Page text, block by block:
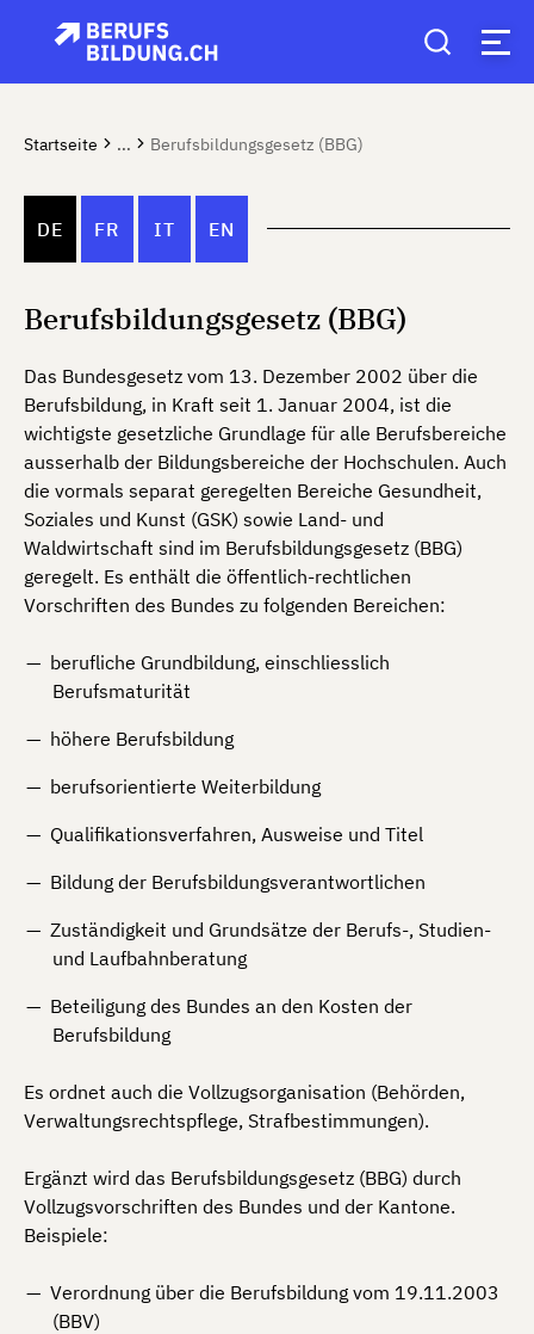
Startseite ... Berufsbildungsgesetz (BBG)
DE FR IT EN
Berufsbildungsgesetz (BBG)
Das Bundesgesetz vom 13. Dezember 2002 über die
Berufsbildung, in Kraft seit 1. Januar 2004, ist die
wichtigste gesetzliche Grundlage für alle Berufsbereiche
ausserhalb der Bildungsbereiche der Hochschulen. Auch
die vormals separat geregelten Bereiche Gesundheit,
Soziales und Kunst (GSK) sowie Land- und
Waldwirtschaft sind im Berufsbildungsgesetz (BBG)
geregelt. Es enthält die öffentlich-rechtlichen
Vorschriften des Bundes zu folgenden Bereichen:
berufliche Grundbildung, einschliesslich
Berufsmaturität
höhere Berufsbildung
berufsorientierte Weiterbildung
Qualifikationsverfahren, Ausweise und Titel
Bildung der Berufsbildungsverantwortlichen
Zuständigkeit und Grundsätze der Berufs-, Studien-
und Laufbahnberatung
Beteiligung des Bundes an den Kosten der
Berufsbildung
Es ordnet auch die Vollzugsorganisation (Behörden,
Verwaltungsrechtspflege, Strafbestimmungen).
Ergänzt wird das Berufsbildungsgesetz (BBG) durch
Vollzugsvorschriften des Bundes und der Kantone.
Beispiele:
Verordnung über die Berufsbildung vom 19.11.2003
(BBV)